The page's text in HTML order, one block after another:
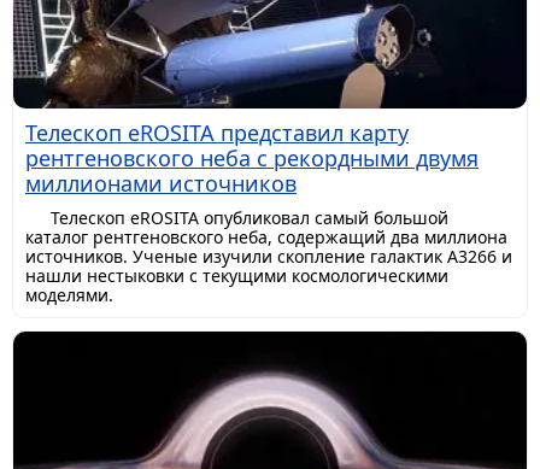
Телескоп eROSITA представил карту
рентгеновского неба с рекордными двумя
миллионами источников
Телескоп eROSITA опубликовал самый большой
каталог рентгеновского неба, содержащий два миллиона
источников. Ученые изучили скопление галактик A3266 и
нашли нестыковки с текущими космологическими
моделями.